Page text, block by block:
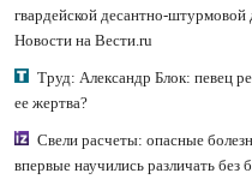
гвардейской десантно-
Новости на Вести.ru
Труд: Александр Блок: певец
ее жертва?
Свели расчеты: опасные
впервые научились различать без